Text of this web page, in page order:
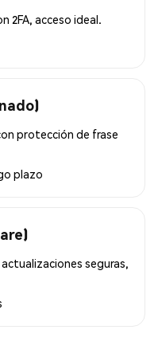
2FA, acceso ideal.
protección de frase
plazo
seguras,